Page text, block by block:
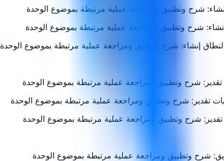
شرح وتطبيق ومراجعة عملية مرتبطة بموضوع الوحدة
شرح وتطبيق ومراجعة عملية مرتبطة بموضوع الوحدة
إنشاء: شرح وتطبيق ومراجعة عملية مرتبطة بموضوع الوحدة
تقدير: شرح وتطبيق ومراجعة عملية مرتبطة بموضوع الوحدة
تقدير: شرح وتطبيق ومراجعة عملية مرتبطة بموضوع الوحدة
تقدير: شرح وتطبيق ومراجعة عملية مرتبطة بموضوع الوحدة
شرح وتطبيق ومراجعة عملية مرتبطة بموضوع الوحدة